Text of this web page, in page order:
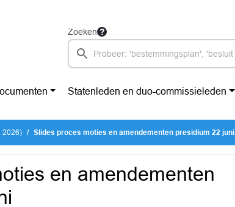
Zoeken
Statenleden en duo-commissieleden
2026) Slides proces moties en amendementen presidium 22 juni
en amendementen